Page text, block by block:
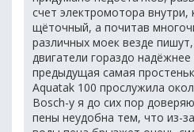
счет электромотора
щёточный, а почитав
различных моек везде
двигатели гораздо
предыдущая самая
Aquatak 100 прослужила
Bosch-у я до сих пор
пены неудобна тем, что из-